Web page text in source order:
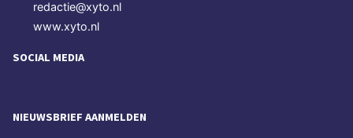
redactie@xyto.nl
www.xyto.nl
SOCIAL MEDIA
NIEUWSBRIEF AANMELDEN